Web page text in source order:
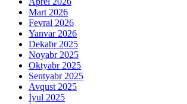
Mart 2026
Fevral 2026
Yanvar 2026
Dekabr 2025
Noyabr 2025
Oktyabr 2025
Sentyabr 2025
Avqust 2025
İyul 2025